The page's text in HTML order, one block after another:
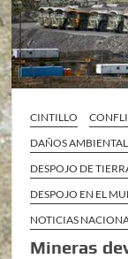
CINTILLO
DAÑOS
DESPOJO DE
DESPOJO EN EL
NOTICIAS
Mineras